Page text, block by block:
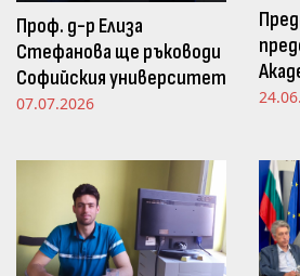
Проф. д-р Елиза
Стефанова ще ръководи
Софийския университет
07.07.2026